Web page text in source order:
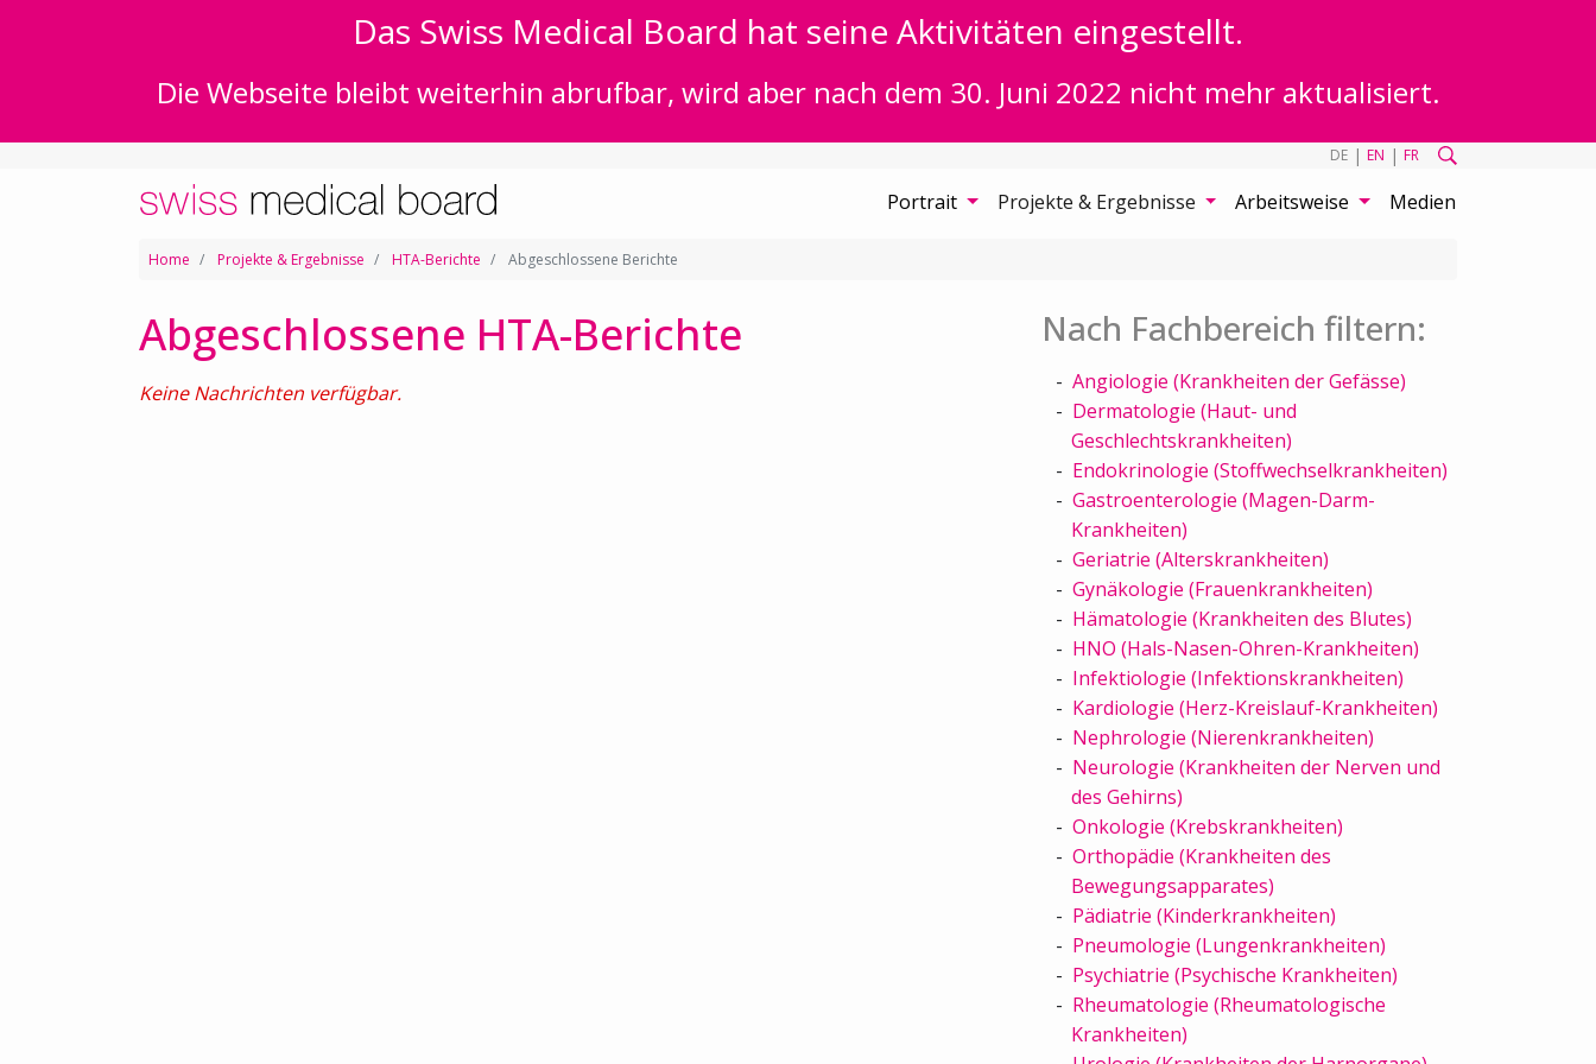
Das Swiss Medical Board hat seine Aktivitäten eingestellt.
Die Webseite bleibt weiterhin abrufbar, wird aber nach dem 30. Juni 2022 nicht mehr aktualisiert.
DE | EN | FR
Portrait Projekte & Ergebnisse Arbeitsweise Medien
Home Projekte & Ergebnisse HTA-Berichte Abgeschlossene Berichte
Abgeschlossene HTA-Berichte
Keine Nachrichten verfügbar.
Nach Fachbereich filtern:
Angiologie (Krankheiten der Gefässe)
Dermatologie (Haut- und
Geschlechtskrankheiten)
Endokrinologie (Stoffwechselkrankheiten)
Gastroenterologie (Magen-Darm-
Krankheiten)
Geriatrie (Alterskrankheiten)
Gynäkologie (Frauenkrankheiten)
Hämatologie (Krankheiten des Blutes)
HNO (Hals-Nasen-Ohren-Krankheiten)
Infektiologie (Infektionskrankheiten)
Kardiologie (Herz-Kreislauf-Krankheiten)
Nephrologie (Nierenkrankheiten)
Neurologie (Krankheiten der Nerven und
des Gehirns)
Onkologie (Krebskrankheiten)
Orthopädie (Krankheiten des
Bewegungsapparates)
Pädiatrie (Kinderkrankheiten)
Pneumologie (Lungenkrankheiten)
Psychiatrie (Psychische Krankheiten)
Rheumatologie (Rheumatologische
Krankheiten)